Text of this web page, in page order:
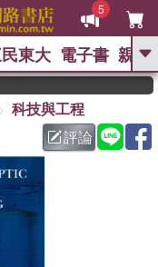
5
GO
吾 、 高希均教授回憶錄
父親節 、 如果歷
暑期推薦 、 國際布克
、
數學女孩：黎曼猜想
東大 電子書 親子
科技與工程
評論